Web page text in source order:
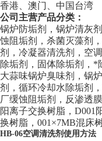
香港、澳门、中国台湾
公司主营产品分类：
锅炉防垢剂，锅炉清灰
蚀阻垢剂，杀菌灭藻剂
剂，冷凝器清洗剂，空
除垢剂，固体除垢剂，*
大蒜味锅炉臭味剂，锅
剂，循环冷却水除垢剂
厂缓蚀阻垢剂，反渗透
阳离子交换树脂，D001
换树脂，001×7MB混床
HB-06空调清洗剂使用方法